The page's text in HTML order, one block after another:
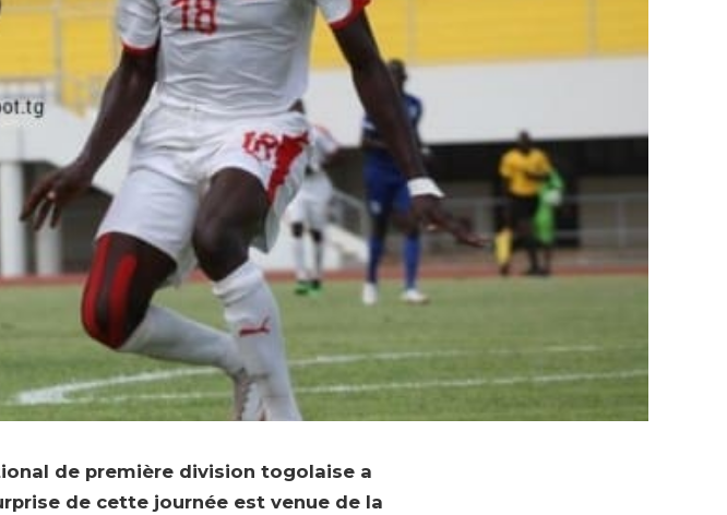
de première division togolaise a
de cette journée est venue de la